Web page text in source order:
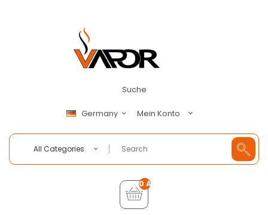
Suche
Germany Mein Konto
All Categories
0 Artikel - €0,00